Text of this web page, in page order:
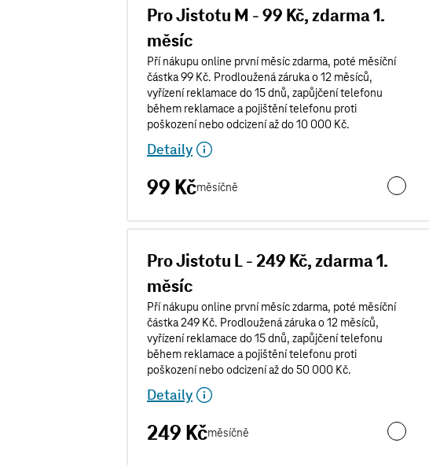
Pro Jistotu M - 99 Kč, zdarma 1.
měsíc
Pří nákupu online první měsíc zdarma, poté měsíční
částka 99 Kč. Prodloužená záruka o 12 měsíců,
vyřízení reklamace do 15 dnů, zapůjčení telefonu
během reklamace a pojištění telefonu proti
poškození nebo odcizení až do 10 000 Kč.
Detaily
99 Kčměsíčně Pro
Pro Jistotu L - 249 Kč, zdarma 1.
měsíc
Pří nákupu online první měsíc zdarma, poté měsíční
částka 249 Kč. Prodloužená záruka o 12 měsíců,
vyřízení reklamace do 15 dnů, zapůjčení telefonu
během reklamace a pojištění telefonu proti
poškození nebo odcizení až do 50 000 Kč.
Detaily
249 Kčměsíčně Pro